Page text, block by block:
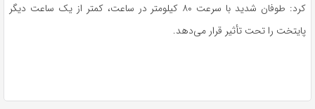
کرد: طوفان شدید با سرعت ۸۰ کیلومتر در ساعت، کمتر از یک ساعت دیگر
پایتخت را تحت تأثیر قرار می‌دهد.